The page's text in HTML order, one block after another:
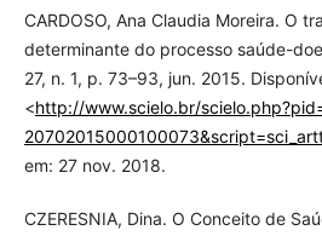
CARDOSO, Ana Claudia Moreira. O
determinante do processo saúde-
27, n. 1, p. 73–93, jun. 2015.
<http://www.scielo.br/
em: 27 nov. 2018.
CZERESNIA, Dina. O Conceito de